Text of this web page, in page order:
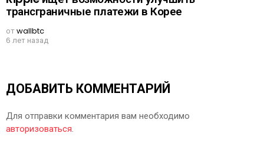
трансграничные платежи в Корее
отwallbtc
6 лет назад
ДОБАВИТЬ КОММЕНТАРИЙ
Для отправки комментария вам необходимо
авторизоваться.